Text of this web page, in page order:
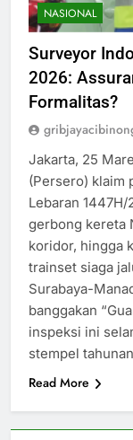
NASIONAL
Surveyor
2026:
Formalitas?
Jakarta, 25
(Persero) klaim
Lebaran
gerbong kereta
koridor, hingga
trainset siaga
Surabaya-
banggakan
inspeksi ini
stempel
Read More